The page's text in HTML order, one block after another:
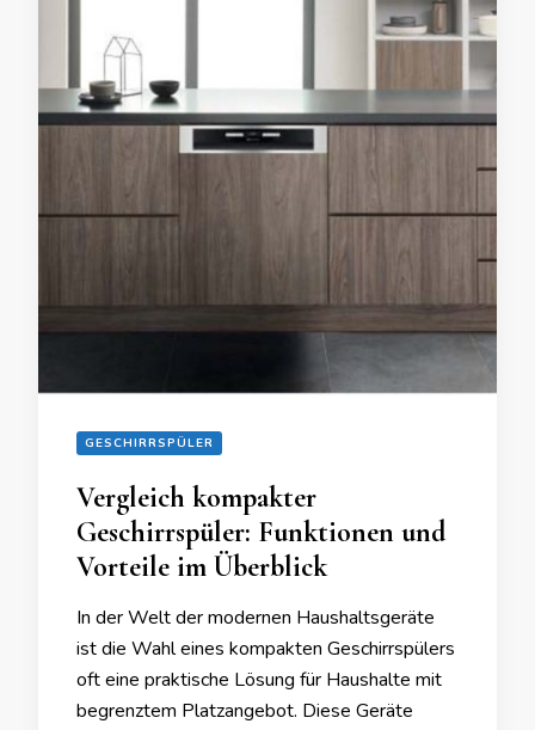
GESCHIRRSPÜLER
Vergleich kompakter
Geschirrspüler: Funktionen und
Vorteile im Überblick
In der Welt der modernen Haushaltsgeräte
ist die Wahl eines kompakten Geschirrspülers
oft eine praktische Lösung für Haushalte mit
begrenztem Platzangebot. Diese Geräte